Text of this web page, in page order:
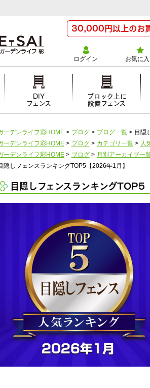
30,000円以上のお
ログイン お気に入
DIY
フェンス
ブロック上に
設置フェンス
ーデンライフ彩HOME > ブログ > ブログ一覧 > 目隠
ーデンライフ彩HOME > ブログ > カテゴリ一覧 > 人
ーデンライフ彩HOME > ブログ > 月別アーカイブ一
隠しフェンスランキングTOP5【2026年1月】
目隠しフェンスランキング